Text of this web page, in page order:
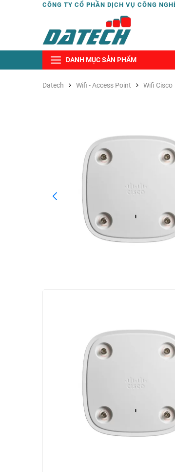
CÔNG TY CỔ PHẦN DỊCH VỤ CÔNG
DANH MỤC SẢN PHẨM
Datech Wifi - Access Point Wifi Cisco